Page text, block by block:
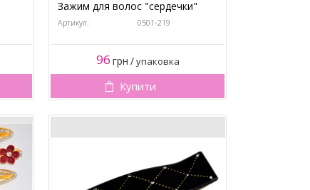
Зажим для волос "сердечки"
Артикул: 0501-219
96 грн /упаковка
Купити